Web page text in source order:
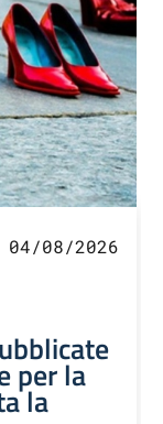
04/08/2026
per la
la